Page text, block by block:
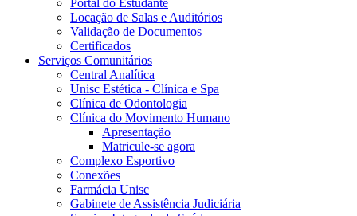
Portal do Estudante
Locação de Salas e Auditórios
Validação de Documentos
Certificados
Serviços Comunitários
Central Analítica
Unisc Estética - Clínica e Spa
Clínica de Odontologia
Clínica do Movimento Humano
Apresentação
Matricule-se agora
Complexo Esportivo
Conexões
Farmácia Unisc
Gabinete de Assistência Judiciária